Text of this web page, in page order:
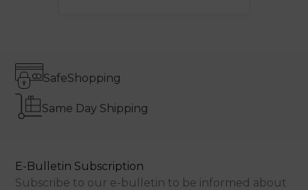
SafeShopping
Same Day Shipping
E-Bulletin Subscription
Subscribe to our e-bulletin to be informed about